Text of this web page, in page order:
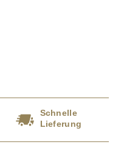
Schnelle
Lieferung